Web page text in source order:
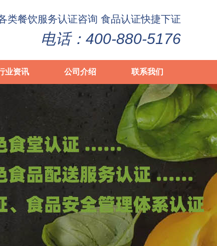
类餐饮服务认证咨询 食品认证快捷下证
电话：400-880-5176
业资讯 公司介绍 联系我们